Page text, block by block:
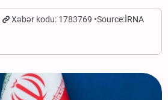
Xəbər kodu: 1783769 Source:İRNA